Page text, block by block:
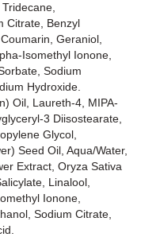
Citrate, Benzyl
Geraniol,
Isomethyl Ionone,
Sodium
Hydroxide.
Oil, Laureth-4, MIPA-
3 Diisostearate,
Glycol,
Seed Oil, Aqua/Water,
Extract, Oryza Sativa
Linalool,
Ionone,
Sodium Citrate,